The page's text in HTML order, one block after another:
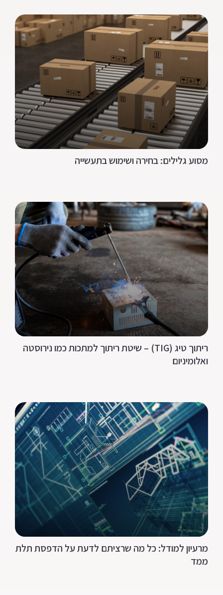
מסוע גלילים: בחירה ושימוש בתעשייה
ריתוך טיג (TIG) – שיטת ריתוך למתכות כמו נירוסטה
ואלומיניום
מרעיון למודל: כל מה שרציתם לדעת על הדפסת תלת
ממד